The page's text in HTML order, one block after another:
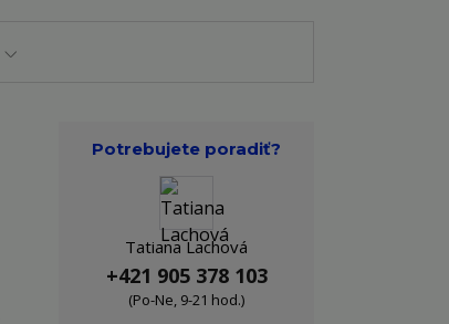
Potrebujete poradiť?
Tatiana Lachová
+421 905 378 103
(Po-Ne, 9-21 hod.)